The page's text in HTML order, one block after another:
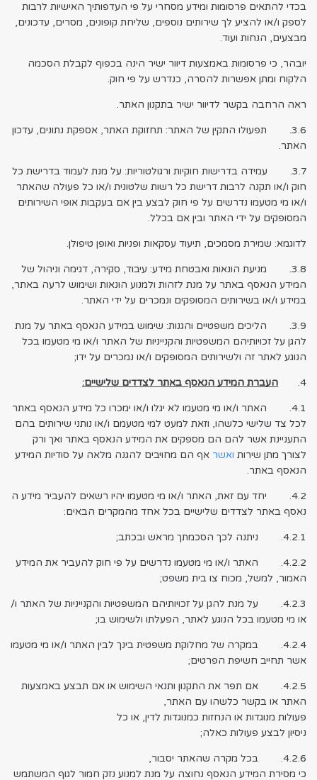
בכדי להתאים פרסומות ומידע מסחרי על פי העדפותיך האישיות לרבות
לספק ו/או להציע לך שירותים נוספים, שליחת קופונים, מסרים, עדכונים,
מבצעים, הנחות ועוד.
יובהר, כי פרסומות באמצעות דיוור ישיר הינה בכפוף לקבלת הסכמה
הלקוח ומתן אפשרות להסרה, כנדרש על פי חוק.
ראה הרחבה בקשר לדיוור ישיר בתקנון האתר.
3.6. תפעולו התקין של האתר: תחזוקת האתר, אספקת נתונים, עדכון
האתר.
3.7. עמידה בדרישות חוקיות ורגולטוריות: על מנת לעמוד בדרישת כל
חוק ו/או תקנה לרבות דרישת כל רשות שלטונית ו/או כל פעולה שהאתר
ו/או מי מטעמו נדרשים על פי חוק לבצע בין אם בעקבות אופי השירותים
המסופקים על ידי האתר ובין אם בכלל.
לדוגמא: שמירת מסמכים, תיעוד עסקאות ופניות ואופן טיפולן.
3.8. מניעת הונאות ואבטחת מידע: עיבוד, סקירה, דגימה וניהול של
המידע הנאסף באתר על מנת לזהות ולמנוע הונאות ושימוש לרעה באתר,
במידע ו/או בשירותים המסופקים ונמכרים על ידי האתר.
3.9. הליכים משפטיים והגנות: שימוש במידע הנאסף באתר על מנת
להגן על זכויותיהם המשפטיות והקנייניות של האתר ו/או מי מטעמו בכל
הנוגע לאתר זה ולשירותים המסופקים ו/או נמכרים על ידו;
4. העברת המידע הנאסף באתר לצדדים שלישיים:
4.1. האתר ו/או מי מטעמו לא יגלו ו/או ימכרו כל מידע הנאסף באתר
לכל צד שלישי כלשהו, וזאת למעט למי מטעמם ו/או נותני שירותים בהם
התעניינת אשר להם הם מספקים את המידע הנאסף באתר ואך ורק
לצורך מתן שירות ואשר אף הם מחויבים להגנה מלאה על סודיות המידע
הנאסף באתר.
4.2. יחד עם זאת, האתר ו/או מי מטעמו יהיו רשאים להעביר מידע ה
נאסף באתר לצדדים שלישיים בכל אחד מהמקרים הבאים:
4.2.1. ניתנה לכך הסכמתך מראש ובכתב;
4.2.2. האתר ו/או מי מטעמו נדרשים על פי חוק להעביר את המידע
האמור, למשל, מכוח צו בית משפט;
4.2.3. על מנת להגן על זכויותיהם המשפטיות והקנייניות של האתר ו/
או מי מטעמו בכל הנוגע לאתר, הפעלתו ולשימוש בו;
4.2.4. במקרה של מחלוקת משפטית בינך לבין האתר ו/או מי מטעמו
אשר תחייב חשיפת הפרטים;
4.2.5. אם תפר את התקנון ותנאי השימוש או אם תבצע באמצעות
האתר או בקשר כלשהו עם האתר,
פעולות מנוגדות או הנחזות כמנוגדות לדין, או כל
ניסיון לבצע פעולות כאלה;
4.2.6. בכל מקרה שהאתר יסבור,
כי מסירת המידע הנאסף נחוצה על מנת למנוע נזק חמור לגוף המשתמש